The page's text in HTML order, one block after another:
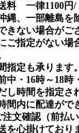
料 一律1100円/
縄、一部離島を
きない場合がご
ご指定がない場
指定も承ります。
中・16時～18時
し時間を指定さ
間内に配達がで
注文確認（前払
を心掛けており